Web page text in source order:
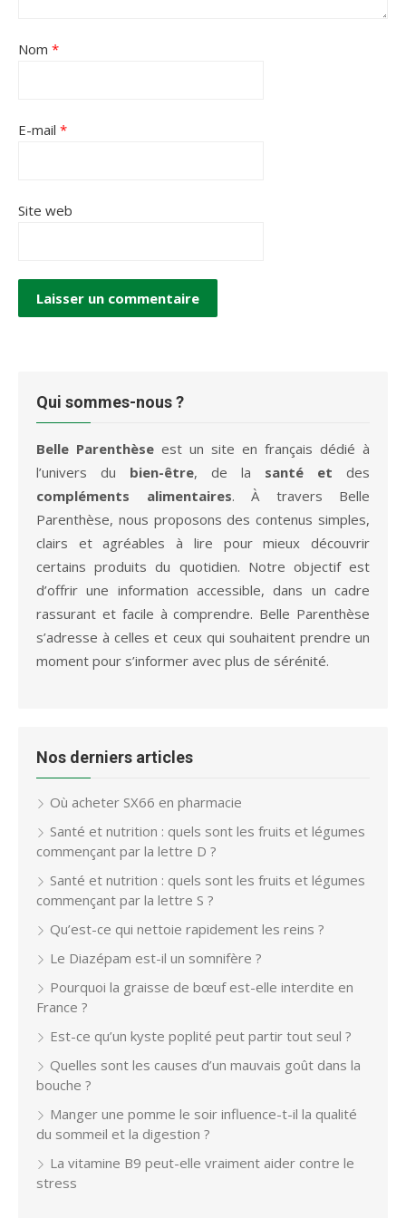
Nom *
E-mail *
Site web
Qui sommes-nous ?
Belle Parenthèse est un site en français dédié à
l’univers du bien-être, de la santé et des
compléments alimentaires. À travers Belle
Parenthèse, nous proposons des contenus simples,
clairs et agréables à lire pour mieux découvrir
certains produits du quotidien. Notre objectif est
d’offrir une information accessible, dans un cadre
rassurant et facile à comprendre. Belle Parenthèse
s’adresse à celles et ceux qui souhaitent prendre un
moment pour s’informer avec plus de sérénité.
Nos derniers articles
Où acheter SX66 en pharmacie
Santé et nutrition : quels sont les fruits et légumes
commençant par la lettre D ?
Santé et nutrition : quels sont les fruits et légumes
commençant par la lettre S ?
Qu’est-ce qui nettoie rapidement les reins ?
Le Diazépam est-il un somnifère ?
Pourquoi la graisse de bœuf est-elle interdite en
France ?
Est-ce qu’un kyste poplité peut partir tout seul ?
Quelles sont les causes d’un mauvais goût dans la
bouche ?
Manger une pomme le soir influence-t-il la qualité
du sommeil et la digestion ?
La vitamine B9 peut-elle vraiment aider contre le
stress